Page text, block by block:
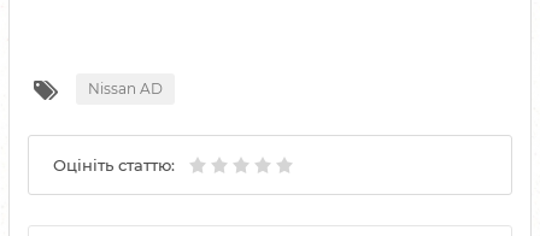
Nissan AD
Оцініть статтю: